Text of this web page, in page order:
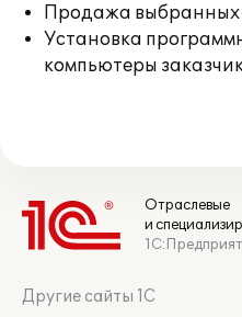
Продажа выбранных
Установка
компьютеры
Отраслевые
и
Другие сайты 1С